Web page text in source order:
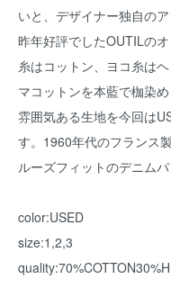
いと、デザイナー独自の
昨年好評でしたOUTILの
糸はコットン、ヨコ糸は
マコットンを本藍で枷染
雰囲気ある生地を今回は
す。1960年代のフランス
ルーズフィットのデニムパ
color:USED
size:1,2,3